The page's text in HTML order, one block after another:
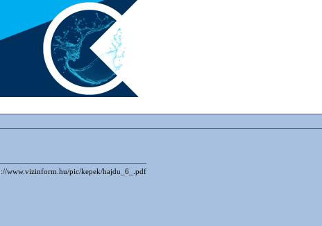
www.vizinform.hu/pic/kepek/hajdu_6_.pdf